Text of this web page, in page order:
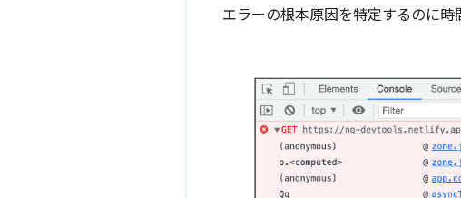
エラーの根本原因を特定するのに時